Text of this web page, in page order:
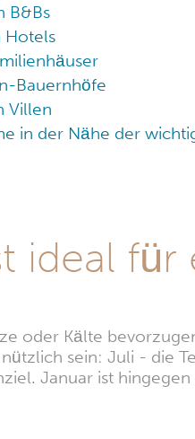
B&Bs
Hotels
Bauernhöfe
Villen
in der Nähe der
ideal für
oder Kälte
sein: Juli - die
Januar ist